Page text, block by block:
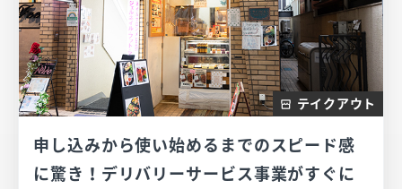
テイクアウト
申し込みから使い始めるまでのスピード感
に驚き！デリバリーサービス事業がすぐに